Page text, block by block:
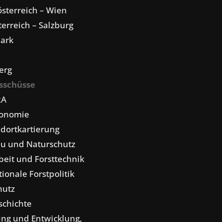
– Wien
– Salzburg
und Naturschutz
und Forsttechnik
Forstpolitik
und Entwicklung,